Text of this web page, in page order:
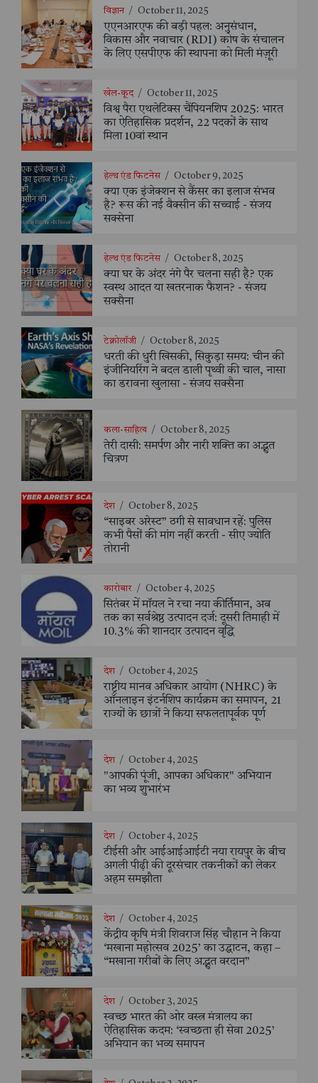
विज्ञान / October 11, 2025
एएनआरएफ की बड़ी पहल: अनुसंधान,
विकास और नवाचार (RDI) कोष के संचालन
के लिए एसपीएफ की स्थापना को मिली मंज़ूरी
खेल-कूद / October 11, 2025
विश्व पैरा एथलेटिक्स चैंपियनशिप 2025: भारत
का ऐतिहासिक प्रदर्शन, 22 पदकों के साथ
मिला 10वां स्थान
हेल्थ एंड फिटनेस / October 9, 2025
क्या एक इंजेक्शन से कैंसर का इलाज संभव
है? रूस की नई वैक्सीन की सच्चाई - संजय
सक्सेना
हेल्थ एंड फिटनेस / October 8, 2025
क्या घर के अंदर नंगे पैर चलना सही है? एक
स्वस्थ आदत या खतरनाक फैशन? - संजय
सक्सैना
टेक्नोलॉजी / October 8, 2025
धरती की धुरी खिसकी, सिकुड़ा समय: चीन की
इंजीनियरिंग ने बदल डाली पृथ्वी की चाल, नासा
का डरावना खुलासा - संजय सक्सैना
कला-साहित्य / October 8, 2025
तेरी दासी: समर्पण और नारी शक्ति का अद्भुत
चित्रण
देश / October 8, 2025
“साइबर अरेस्ट” ठगी से सावधान रहें: पुलिस
कभी पैसों की मांग नहीं करती - सीए ज्योति
तोरानी
कारोबार / October 4, 2025
सितंबर में मॉयल ने रचा नया कीर्तिमान, अब
तक का सर्वश्रेष्ठ उत्पादन दर्ज: दूसरी तिमाही में
10.3% की शानदार उत्पादन वृद्धि
देश / October 4, 2025
राष्ट्रीय मानव अधिकार आयोग (NHRC) के
ऑनलाइन इंटर्नशिप कार्यक्रम का समापन, 21
राज्यों के छात्रों ने किया सफलतापूर्वक पूर्ण
देश / October 4, 2025
"आपकी पूंजी, आपका अधिकार" अभियान
का भव्य शुभारंभ
देश / October 4, 2025
टीईसी और आईआईआईटी नया रायपुर के बीच
अगली पीढ़ी की दूरसंचार तकनीकों को लेकर
अहम समझौता
देश / October 4, 2025
केंद्रीय कृषि मंत्री शिवराज सिंह चौहान ने किया
‘मखाना महोत्सव 2025’ का उद्घाटन, कहा –
“मखाना गरीबों के लिए अद्भुत वरदान”
देश / October 3, 2025
स्वच्छ भारत की ओर वस्त्र मंत्रालय का
ऐतिहासिक कदम: ‘स्वच्छता ही सेवा 2025’
अभियान का भव्य समापन